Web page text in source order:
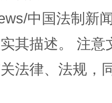
中国法制新
其描述。 注
法律、法规，